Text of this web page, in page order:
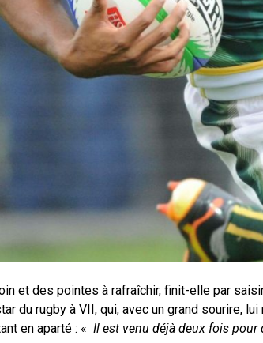
et des pointes à rafraîchir, finit-elle par
du rugby à VII, qui, avec un grand sourire,
en aparté : « Il est venu déjà deux fois pour